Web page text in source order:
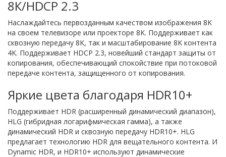
8К/HDCP 2.3
Наслаждайтесь первозданным качеством изображения 8K
на своем телевизоре или проекторе 8K. Поддерживает как
сквозную передачу 8K, так и масштабирование 8K контента
4K. Поддерживает HDCP 2.3, новейший стандарт защиты от
копирования, обеспечивающий спокойствие при потоковой
передаче контента, защищенного от копирования.
Яркие цвета благодаря HDR10+
Поддерживает HDR (расширенный динамический диапазон),
HLG (гибридная логарифмическая гамма), а также
динамический HDR и сквозную передачу HDR10+. HLG
предлагает технологию HDR для вещательного контента. И
Dynamic HDR, и HDR10+ используют динамические